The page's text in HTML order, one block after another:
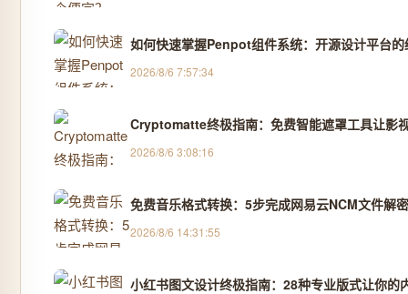
如何快速掌握Penpot组件系统：开源设计平台的
2026/8/6 7:57:34
Cryptomatte终极指南：免费智能遮罩工具让影
2026/8/6 3:08:16
免费音乐格式转换：5步完成网易云NCM文件解
2026/8/6 14:31:55
小红书图文设计终极指南：28种专业版式让你的